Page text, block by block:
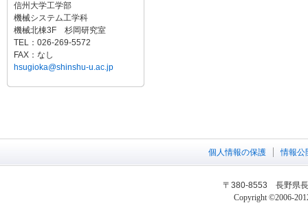
信州大学工学部
機械システム工学科
機械北棟3F 杉岡研究室
TEL：026-269-5572
FAX：なし
hsugioka@shinshu-u.ac.jp
個人情報の保護 情報公
〒380-8553 長野県
Copyright ©2006-